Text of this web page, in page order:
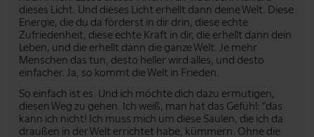
dieses Licht. Und dieses Licht erhellt dann deine Welt. Diese
Energie, die du da förderst in dir drin, diese echte
Zufriedenheit, diese echte Kraft in dir, die erhellt dann dein
Leben, und die erhellt dann die ganze Welt. Je mehr
Menschen das tun, desto heller wird alles, und desto
einfacher. Ja, so kommt die Welt in Frieden.
So einfach ist es. Und ich möchte dich dazu ermutigen,
diesen Weg zu gehen. Ich weiß, man hat das Gefühl: "das
kann ich nicht! Ich muss mich um diese Säulen, die ich da
draußen in der Welt errichtet habe, kümmern. Ohne die